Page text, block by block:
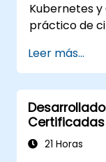
Kubernetes
práctico de
Kubernetes,
seguridad,
práctica de
adquieren las
operar
Leer más...
Certificadas
Preparación
21 Horas